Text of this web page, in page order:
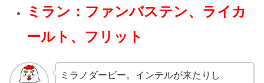
ミラン：ファンバステン、ライカ
ールト、フリット
ミラノダービー。インテルが来たりし